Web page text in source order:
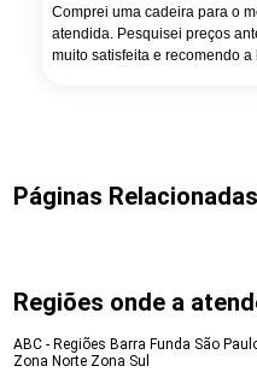
Comprei uma cadeira para o
atendida. Pesquisei preços
muito satisfeita e recomendo a
Páginas Relacionadas
Regiões onde a
ABC - Regiões Barra Funda São
Zona Norte Zona Sul